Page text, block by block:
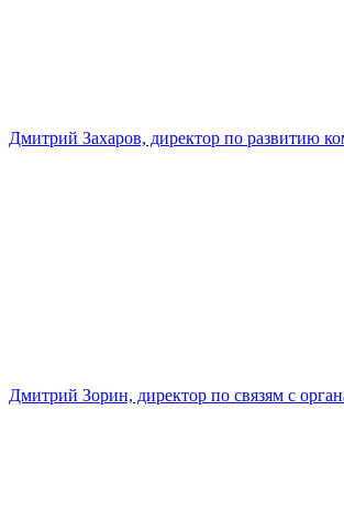
Дмитрий Захаров, директор по развитию
Дмитрий Зорин, директор по связям с